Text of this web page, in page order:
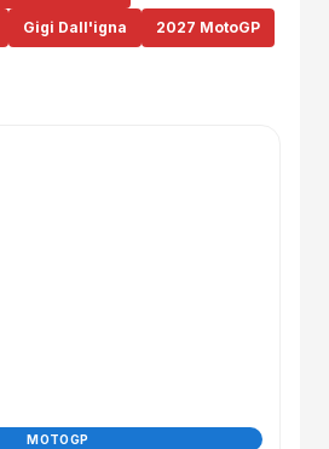
Gigi Dall'igna 2027 MotoGP
MOTOGP